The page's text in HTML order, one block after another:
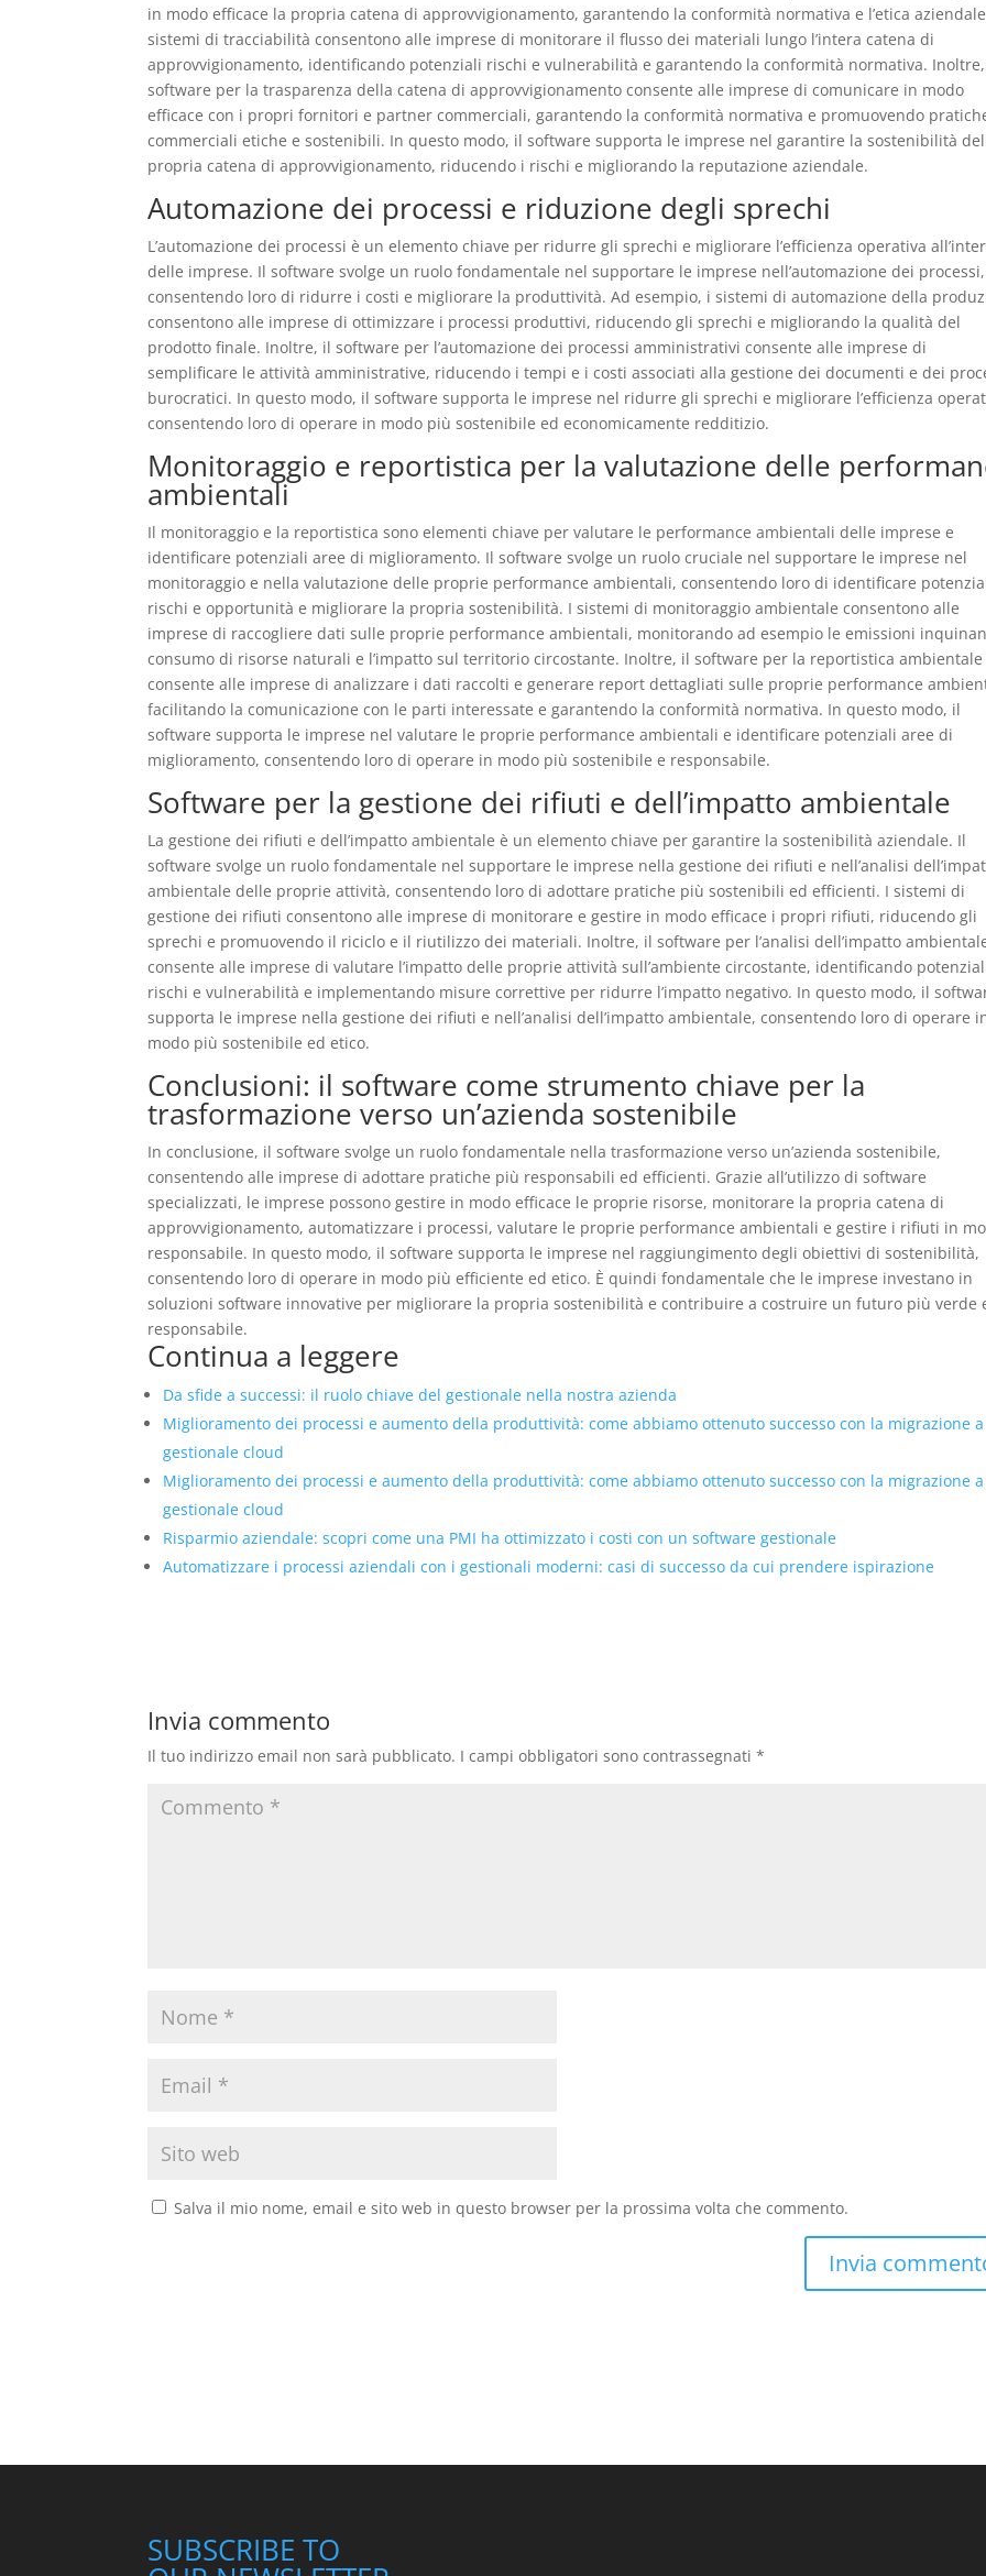
in modo efficace la propria catena di approvvigionamento, garantendo la conformità normativa e l’etica
sistemi di tracciabilità consentono alle imprese di monitorare il flusso dei materiali lungo l’intera catena di
approvvigionamento, identificando potenziali rischi e vulnerabilità e garantendo la conformità normativa.
software per la trasparenza della catena di approvvigionamento consente alle imprese di comunicare in modo
efficace con i propri fornitori e partner commerciali, garantendo la conformità normativa e promuovendo
commerciali etiche e sostenibili. In questo modo, il software supporta le imprese nel garantire la sostenibilità
propria catena di approvvigionamento, riducendo i rischi e migliorando la reputazione aziendale.
Automazione dei processi e riduzione degli sprechi
L’automazione dei processi è un elemento chiave per ridurre gli sprechi e migliorare l’efficienza operativa
delle imprese. Il software svolge un ruolo fondamentale nel supportare le imprese nell’automazione dei processi,
consentendo loro di ridurre i costi e migliorare la produttività. Ad esempio, i sistemi di automazione della
consentono alle imprese di ottimizzare i processi produttivi, riducendo gli sprechi e migliorando la qualità del
prodotto finale. Inoltre, il software per l’automazione dei processi amministrativi consente alle imprese di
semplificare le attività amministrative, riducendo i tempi e i costi associati alla gestione dei documenti e dei
burocratici. In questo modo, il software supporta le imprese nel ridurre gli sprechi e migliorare l’efficienza
consentendo loro di operare in modo più sostenibile ed economicamente redditizio.
Monitoraggio e reportistica per la valutazione delle
ambientali
Il monitoraggio e la reportistica sono elementi chiave per valutare le performance ambientali delle imprese e
identificare potenziali aree di miglioramento. Il software svolge un ruolo cruciale nel supportare le imprese nel
monitoraggio e nella valutazione delle proprie performance ambientali, consentendo loro di identificare
rischi e opportunità e migliorare la propria sostenibilità. I sistemi di monitoraggio ambientale consentono alle
imprese di raccogliere dati sulle proprie performance ambientali, monitorando ad esempio le emissioni
consumo di risorse naturali e l’impatto sul territorio circostante. Inoltre, il software per la reportistica ambientale
consente alle imprese di analizzare i dati raccolti e generare report dettagliati sulle proprie performance
facilitando la comunicazione con le parti interessate e garantendo la conformità normativa. In questo modo, il
software supporta le imprese nel valutare le proprie performance ambientali e identificare potenziali aree di
miglioramento, consentendo loro di operare in modo più sostenibile e responsabile.
Software per la gestione dei rifiuti e dell’impatto ambientale
La gestione dei rifiuti e dell’impatto ambientale è un elemento chiave per garantire la sostenibilità aziendale. Il
software svolge un ruolo fondamentale nel supportare le imprese nella gestione dei rifiuti e nell’analisi
ambientale delle proprie attività, consentendo loro di adottare pratiche più sostenibili ed efficienti. I sistemi di
gestione dei rifiuti consentono alle imprese di monitorare e gestire in modo efficace i propri rifiuti, riducendo gli
sprechi e promuovendo il riciclo e il riutilizzo dei materiali. Inoltre, il software per l’analisi dell’impatto
consente alle imprese di valutare l’impatto delle proprie attività sull’ambiente circostante, identificando
rischi e vulnerabilità e implementando misure correttive per ridurre l’impatto negativo. In questo modo, il
supporta le imprese nella gestione dei rifiuti e nell’analisi dell’impatto ambientale, consentendo loro di operare
modo più sostenibile ed etico.
Conclusioni: il software come strumento chiave per la
trasformazione verso un’azienda sostenibile
In conclusione, il software svolge un ruolo fondamentale nella trasformazione verso un’azienda sostenibile,
consentendo alle imprese di adottare pratiche più responsabili ed efficienti. Grazie all’utilizzo di software
specializzati, le imprese possono gestire in modo efficace le proprie risorse, monitorare la propria catena di
approvvigionamento, automatizzare i processi, valutare le proprie performance ambientali e gestire i rifiuti in
responsabile. In questo modo, il software supporta le imprese nel raggiungimento degli obiettivi di sostenibilità,
consentendo loro di operare in modo più efficiente ed etico. È quindi fondamentale che le imprese investano in
soluzioni software innovative per migliorare la propria sostenibilità e contribuire a costruire un futuro più verde
responsabile.
Continua a leggere
Da sfide a successi: il ruolo chiave del gestionale nella nostra azienda
Miglioramento dei processi e aumento della produttività: come abbiamo ottenuto successo con la migrazione
gestionale cloud
Miglioramento dei processi e aumento della produttività: come abbiamo ottenuto successo con la migrazione
gestionale cloud
Risparmio aziendale: scopri come una PMI ha ottimizzato i costi con un software gestionale
Automatizzare i processi aziendali con i gestionali moderni: casi di successo da cui prendere ispirazione
Invia commento
Il tuo indirizzo email non sarà pubblicato. I campi obbligatori sono contrassegnati*
Salva il mio nome, email e sito web in questo browser per la prossima volta che commento.
SUBSCRIBE TO